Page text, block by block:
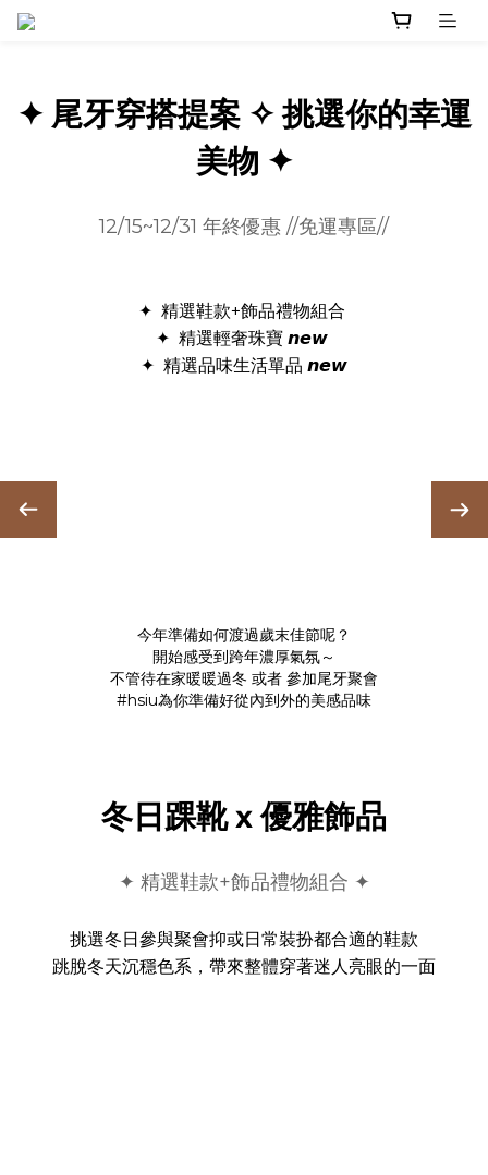
✦ 尾牙穿搭提案 ✧ 挑選你的幸運
美物 ✦
12/15~12/31 年終優惠 //免運專區//
✦ 精選鞋款+飾品禮物組合
✦ 精選輕奢珠寶 𝙣𝙚𝙬
✦ 精選品味生活單品 𝙣𝙚𝙬
今年準備如何渡過歲末佳節呢？
開始感受到跨年濃厚氣氛～
不管待在家暖暖過冬 或者 參加尾牙聚會
#hsiu為你準備好從內到外的美感品味
冬日踝靴 x 優雅飾品
✦ 精選鞋款+飾品禮物組合 ✦
挑選冬日參與聚會抑或日常裝扮都合適的鞋款
跳脫冬天沉穩色系，帶來整體穿著迷人亮眼的一面